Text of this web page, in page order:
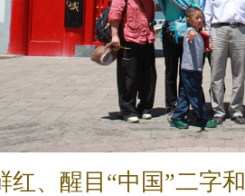
红、醒目“中国”二字